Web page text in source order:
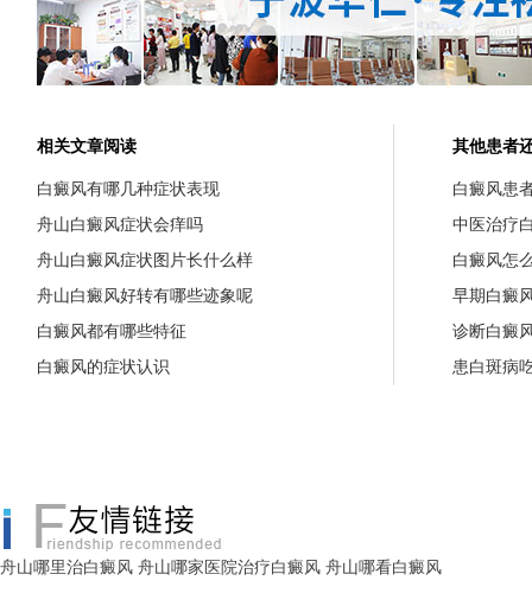
相关文章阅读
白癜风有哪几种症状表现
舟山白癜风症状会痒吗
舟山白癜风症状图片长什么样
舟山白癜风好转有哪些迹象呢
白癜风都有哪些特征
白癜风的症状认识
其他患者
白癜风患
中医治疗
白癜风怎
早期白癜
诊断白癜
患白斑病
舟山哪里治白癜风 舟山哪家医院治疗白癜风 舟山哪看白癜风